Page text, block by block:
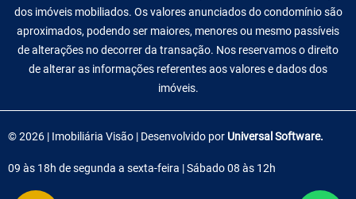
dos imóveis mobiliados. Os valores anunciados do condomínio são
aproximados, podendo ser maiores, menores ou mesmo passíveis
de alterações no decorrer da transação. Nos reservamos o direito
de alterar as informações referentes aos valores e dados dos
imóveis.
© 2026 | Imobiliária Visão | Desenvolvido por Universal Software.
09 às 18h de segunda a sexta-feira | Sábado 08 às 12h